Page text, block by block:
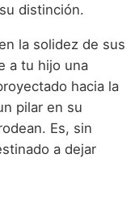
distinción.
la solidez de sus
a tu hijo una
hacia la
pilar en su
Es, sin
a dejar